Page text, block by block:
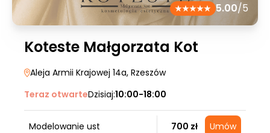
5.00/5
Koteste Małgorzata Kot
Aleja Armii Krajowej 14a, Rzeszów
Teraz otwarteDzisiaj:10:00-18:00
Modelowanie ust 700 zł Umów